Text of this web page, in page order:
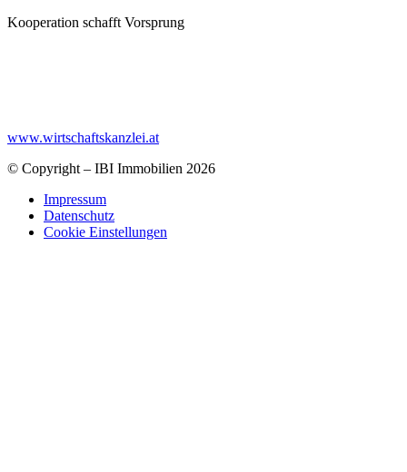
Kooperation schafft Vorsprung
www.wirtschaftskanzlei.at
© Copyright – IBI Immobilien 2026
Impressum
Datenschutz
Cookie Einstellungen